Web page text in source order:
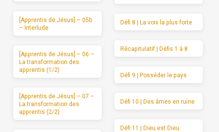
[Apprentis de Jésus] – 05b
– Interlude
[Apprentis de Jésus] – 06 –
La transformation des
apprentis (1/2)
[Apprentis de Jésus] – 07 –
La transformation des
apprentis (2/2)
Défi 8 | La voix la plus forte
Récapitulatif | Défis 1 à 8
Défi 9 | Posséder le pays
Défi 10 | Des âmes en ruine
Défi 11 | Dieu est Dieu